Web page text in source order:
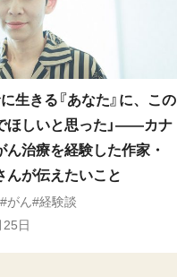
に生きる『あなた』に、この
ほしいと思った」――カナ
ん治療を経験した作家・
んが伝えたいこと
がん 経験談
日